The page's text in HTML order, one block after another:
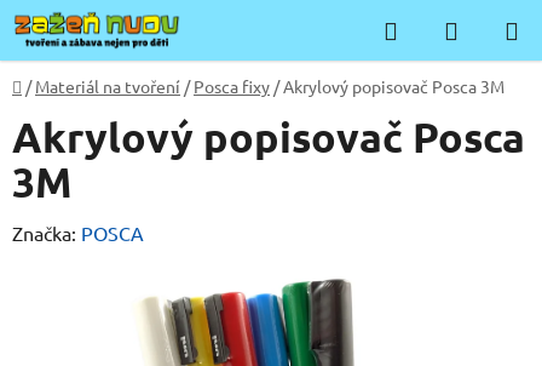
Přejít
na
obsah
Hledat
KOŠÍK
Domů
/ Materiál na tvoření / Posca fixy /Akrylový popisovač Posca 3M
Akrylový popisovač Posca
3M
Značka: POSCA